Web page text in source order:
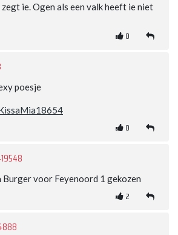
ie. Ogen als een valk heeft ie niet
0
poesje
0
Burger voor Feyenoord 1 gekozen
2